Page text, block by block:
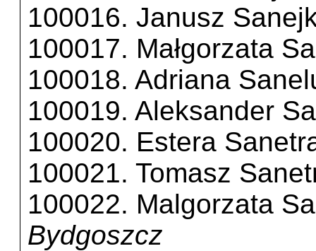
100016. Janusz
100017. Małgorzata
100018. Adriana
100019. Aleksander
100020. Estera
100021. Tomasz
100022. Malgorzata
Bydgoszcz